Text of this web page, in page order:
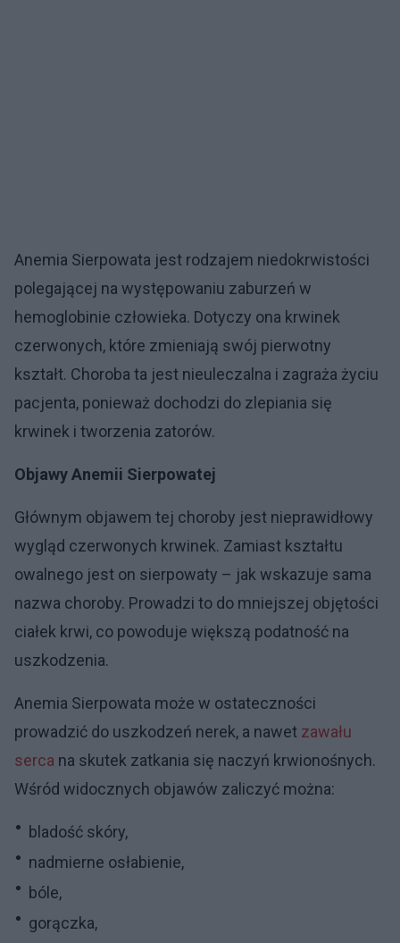
Anemia Sierpowata jest rodzajem niedokrwistości
polegającej na występowaniu zaburzeń w
hemoglobinie człowieka. Dotyczy ona krwinek
czerwonych, które zmieniają swój pierwotny
kształt. Choroba ta jest nieuleczalna i zagraża życiu
pacjenta, ponieważ dochodzi do zlepiania się
krwinek i tworzenia zatorów.
Objawy Anemii Sierpowatej
Głównym objawem tej choroby jest nieprawidłowy
wygląd czerwonych krwinek. Zamiast kształtu
owalnego jest on sierpowaty – jak wskazuje sama
nazwa choroby. Prowadzi to do mniejszej objętości
ciałek krwi, co powoduje większą podatność na
uszkodzenia.
Anemia Sierpowata może w ostateczności
prowadzić do uszkodzeń nerek, a nawet zawału
serca na skutek zatkania się naczyń krwionośnych.
Wśród widocznych objawów zaliczyć można:
bladość skóry,
nadmierne osłabienie,
bóle,
gorączka,